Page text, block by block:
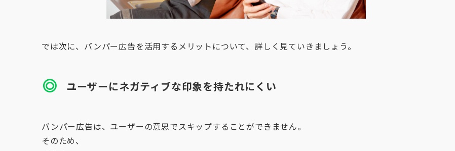
では次に、バンパー広告を活用するメリットについて、詳しく見ていきましょう。
ユーザーにネガティブな印象を持たれにくい
バンパー広告は、ユーザーの意思でスキップすることができません。
そのため、